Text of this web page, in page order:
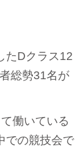
たDクラス12
総勢31名が
働いている
での競技会で